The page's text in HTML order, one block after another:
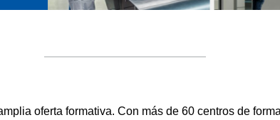
oferta formativa. Con más de 60 centros de